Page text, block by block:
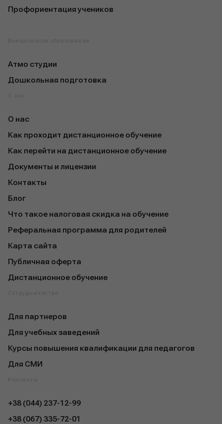
Профориентация учеников
Внешкольное образование
Атмо студии
Дошкольная подготовка
О нас
О нас
Как проходит дистанционное обучение
Как перейти на дистанционное обучение
Документы и лицензии
Контакты
Блог
Что такое налоговая скидка на обучение
Реферальная программа для родителей
Карта сайта
Публичная оферта
Дистанционное обучение
Сотрудничество
Для партнеров
Для учебных заведений
Курсы повышения квалификации для педагогов
Для СМИ
Контакты
+38 (044) 237-12-99
+38 (067) 335-72-01